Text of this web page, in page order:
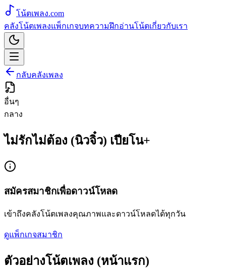
โน้ตเพลง.com
คลังโน้ตเพลงแพ็กเกจบทความฝึกอ่านโน้ตเกี่ยวกับเรา
กลับคลังเพลง
อื่นๆ
กลาง
ไม่รักไม่ต้อง (นิวจิ๋ว) เปียโน+
สมัครสมาชิกเพื่อดาวน์โหลด
เข้าถึงคลังโน้ตเพลงคุณภาพและดาวน์โหลดได้ทุกวัน
ดูแพ็กเกจสมาชิก
ตัวอย่างโน้ตเพลง (หน้าแรก)